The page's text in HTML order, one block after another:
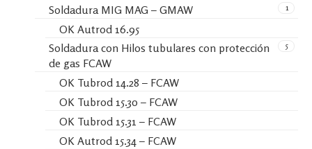
1
Soldadura MIG MAG – GMAW
OK Autrod 16.95
5
Soldadura con Hilos tubulares con protección
de gas FCAW
OK Tubrod 14.28 – FCAW
OK Tubrod 15.30 – FCAW
OK Tubrod 15.31 – FCAW
OK Autrod 15.34 – FCAW